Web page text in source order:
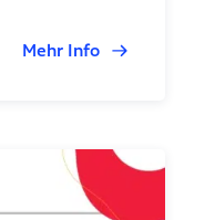
Mehr Info